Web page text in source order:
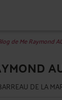
de Me Raymond
DE LA